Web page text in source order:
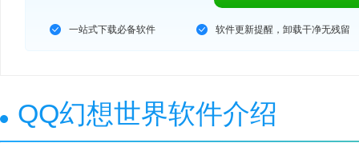
一站式下载必备软件 软件更新提醒，卸载干净无残留
QQ幻想世界软件介绍